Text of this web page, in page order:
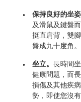
保持良好的坐姿
及滑鼠及鍵盤
挺直肩背，雙
盤成九十度角。
坐立。 長時間
健康問題，而
損傷及其他疾
勢，即使您沒